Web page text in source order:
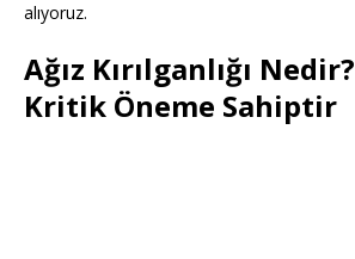
alıyoruz.
Ağız Kırılganlığı Nedir?
Kritik Öneme Sahiptir